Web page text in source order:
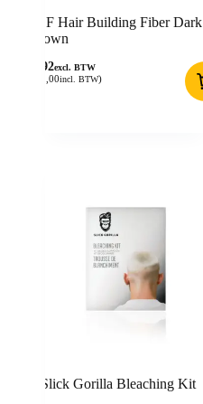
TSF Hair Building Fiber Dark
Brown
9,92excl. BTW
12,00incl. BTW)
Slick Gorilla Bleaching Kit